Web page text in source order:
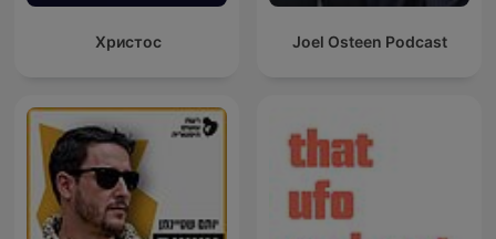
Христос Joel Osteen Podcast